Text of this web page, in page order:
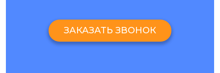
ЗАКАЗАТЬ ЗВОНОК